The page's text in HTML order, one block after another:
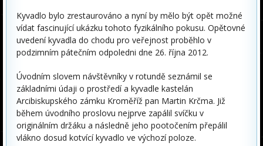
Kyvadlo bylo zrestaurováno a nyní by mělo být opět možné
vídat fascinující ukázku tohoto fyzikálního pokusu. Opětovné
uvedení kyvadla do chodu pro veřejnost proběhlo v
podzimním pátečním odpoledni dne 26. října 2012.
Úvodním slovem návštěvníky v rotundě seznámil se
základními údaji o prostředí a kyvadle kastelán
Arcibiskupského zámku Kroměříž pan Martin Krčma. Již
během úvodního proslovu nejprve zapálil svíčku v
originálním držáku a následně jeho pootočením přepálil
vlákno dosud kotvící kyvadlo ve výchozí poloze.